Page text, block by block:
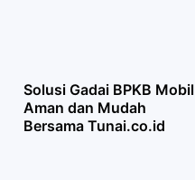
Solusi Gadai BPKB Mobil
Aman dan Mudah
Bersama Tunai.co.id